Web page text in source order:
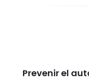
Prevenir el